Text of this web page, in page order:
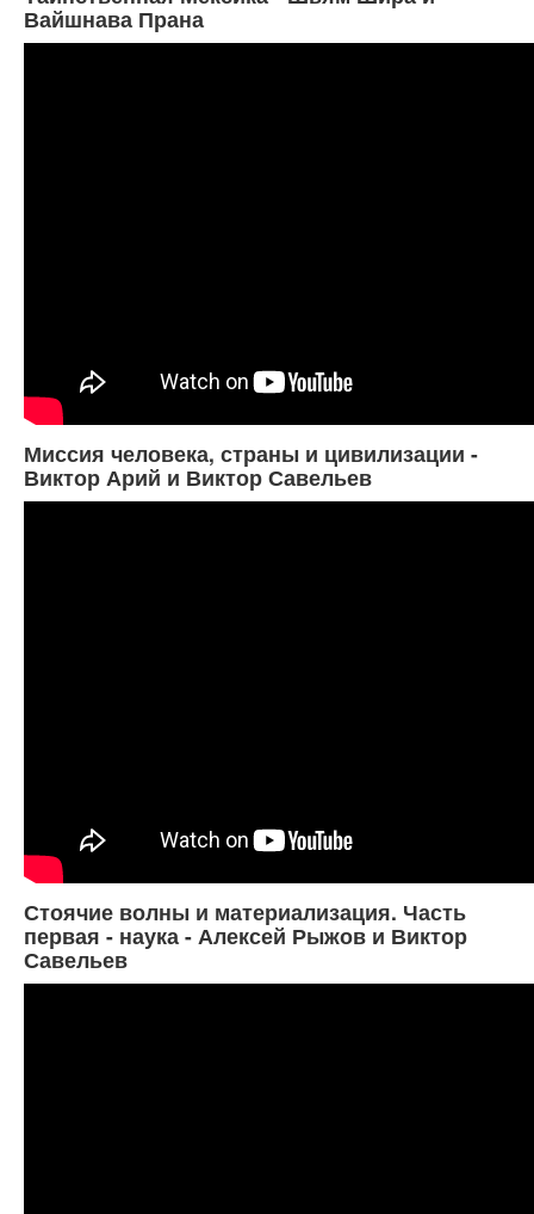
Вайшнава Прана
Миссия человека, страны и цивилизации -
Виктор Арий и Виктор Савельев
Стоячие волны и материализация. Часть
первая - наука - Алексей Рыжов и Виктор
Савельев